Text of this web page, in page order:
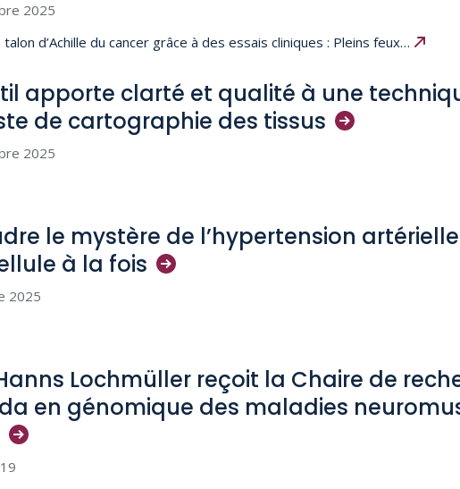
2025
d’Achille du cancer grâce à des essais cliniques : Pleins feux…
apporte clarté et qualité à une
de cartographie des tissus
2025
le mystère de l’hypertension
à la fois
2025
Lochmüller reçoit la Chaire de
en génomique des maladies